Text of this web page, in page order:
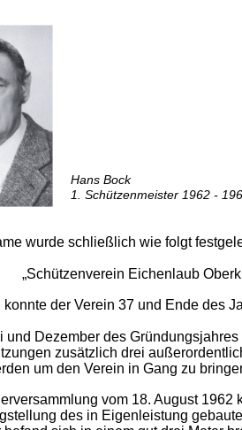
Hans Bock
1. Schützenmeister 1962 -
wurde schließlich wie folgt
„Schützenverein Eichenlaub
konnte der Verein 37 und Ende des
und Dezember des
zusätzlich drei
um den Verein in Gang zu
vom 18. August
des in Eigenleistung